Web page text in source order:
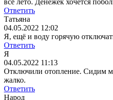
всё лето. Денежек хочется
Ответить
Татьяна
04.05.2022 12:02
Я, ещё и воду горячую
Ответить
Я
04.05.2022 11:13
Отключили отопление. Сидим
жалко.
Ответить
Народ